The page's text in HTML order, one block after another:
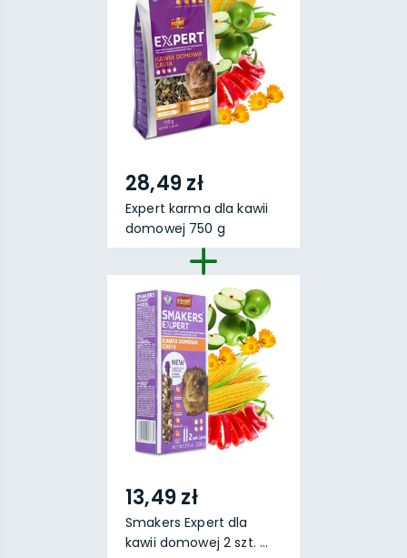
28,49 zł
Expert karma dla kawii
domowej 750 g
13,49 zł
Smakers Expert dla
kawii domowej 2 szt. ...